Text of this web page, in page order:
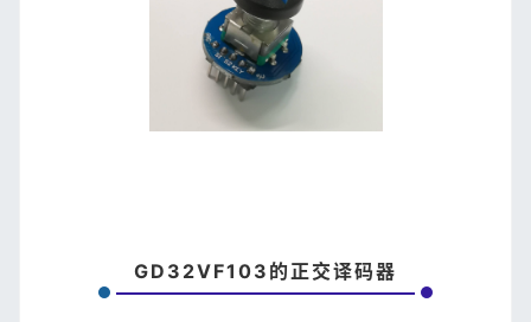
GD32VF103的正交译码器